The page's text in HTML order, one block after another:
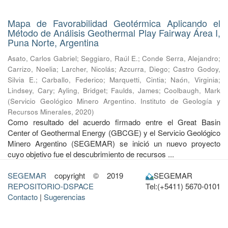
Mapa de Favorabilidad Geotérmica Aplicando el
Método de Análisis Geothermal Play Fairway Área I,
Puna Norte, Argentina
Asato, Carlos Gabriel;Seggiaro, Raúl E.;Conde Serra, Alejandro;
Carrizo, Noelia; Larcher, Nicolás;Azcurra, Diego;Castro Godoy,
Silvia E.;Carballo, Federico; Marquetti, Cintia; Naón, Virginia;
Lindsey, Cary;Ayling, Bridget; Faulds, James;Coolbaugh, Mark
(Servicio Geológico Minero Argentino. Instituto de Geología y
Recursos Minerales, 2020)
Como resultado del acuerdo firmado entre el Great Basin
Center of Geothermal Energy (GBCGE) y el Servicio Geológico
Minero Argentino (SEGEMAR) se inició un nuevo proyecto
cuyo objetivo fue el descubrimiento de recursos ...
SEGEMAR copyright © 2019
REPOSITORIO-DSPACE
Contacto | Sugerencias
SEGEMAR
Tel:(+5411) 5670-0101